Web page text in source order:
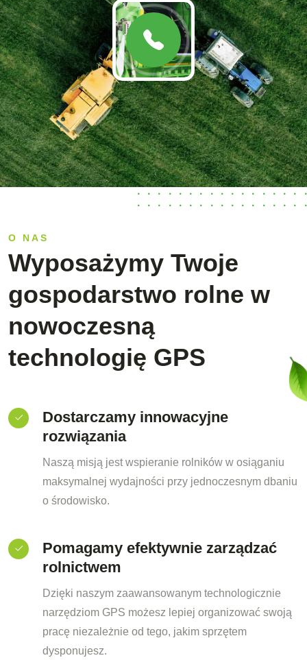
O NAS
Wyposażymy Twoje
gospodarstwo rolne w
nowoczesną
technologię GPS
Dostarczamy innowacyjne
rozwiązania
Naszą misją jest wspieranie rolników w osiąganiu
maksymalnej wydajności przy jednoczesnym dbaniu
o środowisko.
Pomagamy efektywnie zarządzać
rolnictwem
Dzięki naszym zaawansowanym technologicznie
narzędziom GPS możesz lepiej organizować swoją
pracę niezależnie od tego, jakim sprzętem
dysponujesz.